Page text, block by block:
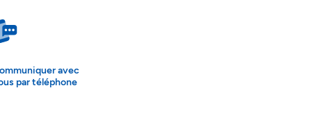
avec
par téléphone